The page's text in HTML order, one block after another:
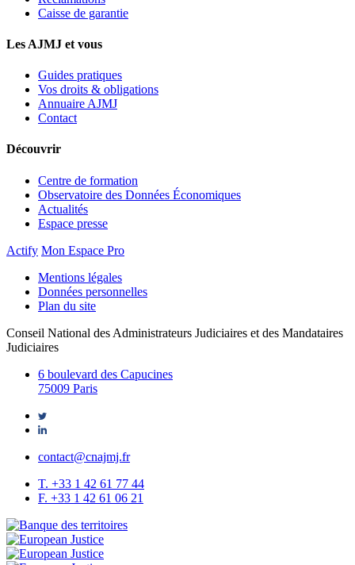
Caisse de garantie
Les AJMJ et vous
Guides pratiques
Vos droits & obligations
Annuaire AJMJ
Contact
Découvrir
Centre de formation
Observatoire des Données Économiques
Actualités
Espace presse
Actify Mon Espace Pro
Mentions légales
Données personnelles
Plan du site
Conseil National des Administrateurs Judiciaires et des Mandataires
Judiciaires
6 boulevard des Capucines
75009 Paris
contact@cnajmj.fr
T. +33 1 42 61 77 44
F. +33 1 42 61 06 21